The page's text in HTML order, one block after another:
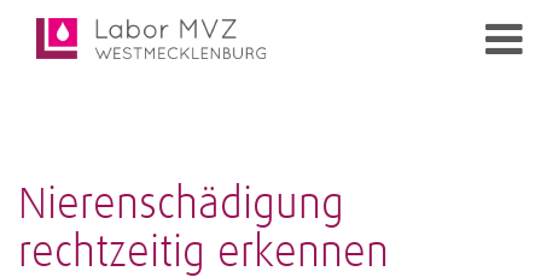
Nierenschädigung
rechtzeitig erkennen